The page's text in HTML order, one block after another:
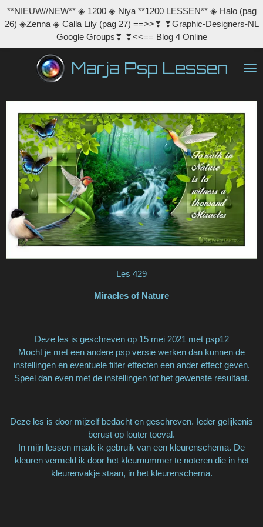
Ga
direct
de
hoofdinhoud
Marja Psp Lessen
**NIEUW//NEW** ◈ 1200 ◈ Niya **1200 LESSEN** ◈ Halo (pag
26) ◈Zenna ◈ Calla Lily (pag 27) ==>>❣ ❣Graphic-Designers-NL
Google Groups❣ ❣<<== Blog 4 Online
Les 429
Miracles of Nature
Deze les is geschreven op 15 mei 2021 met psp12
Mocht je met een andere psp versie werken dan kunnen de
instellingen en eventuele filter effecten een ander effect geven.
Speel dan even met de instellingen tot het gewenste resultaat.
Deze les is door mijzelf bedacht en geschreven. Ieder gelijkenis
berust op louter toeval.
In mijn lessen maak ik gebruik van een kleurenschema. De
kleuren vermeld ik door het kleurnummer te noteren die in het
kleurenvakje staan, in het kleurenschema.